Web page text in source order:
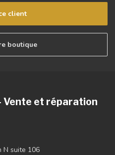
client
boutique
Vente et réparation
N suite 106